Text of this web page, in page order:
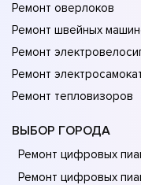
Ремонт оверлоков
Ремонт швейных
Ремонт
Ремонт
Ремонт тепловизоров
ВЫБОР ГОРОДА
Ремонт цифровых
Ремонт цифровых